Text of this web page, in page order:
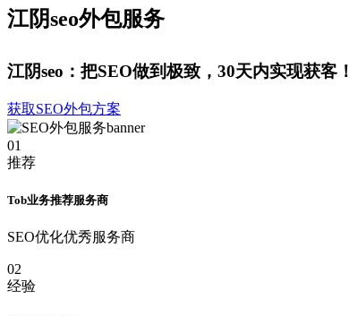
江阴seo外包服务
江阴seo：把SEO做到极致，30天内实现获客！
获取SEO外包方案
01
推荐
Tob业务推荐服务商
SEO优化优秀服务商
02
经验